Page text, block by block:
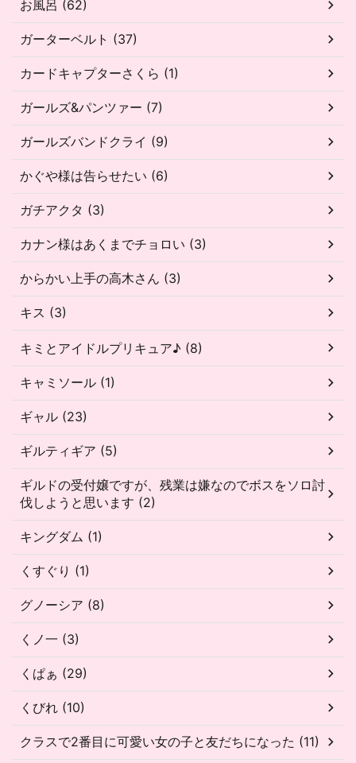
お風呂 (62)
ガーターベルト (37)
カードキャプターさくら (1)
ガールズ&パンツァー (7)
ガールズバンドクライ (9)
かぐや様は告らせたい (6)
ガチアクタ (3)
カナン様はあくまでチョロい (3)
からかい上手の高木さん (3)
キス (3)
キミとアイドルプリキュア♪ (8)
キャミソール (1)
ギャル (23)
ギルティギア (5)
ギルドの受付嬢ですが、残業は嫌なのでボスをソロ討
伐しようと思います (2)
キングダム (1)
くすぐり (1)
グノーシア (8)
くノ一 (3)
くぱぁ (29)
くびれ (10)
クラスで2番目に可愛い女の子と友だちになった (11)